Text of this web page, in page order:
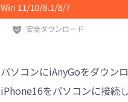
パソコンにiAnyGoをダウン
iPhone16をパソコンに接続